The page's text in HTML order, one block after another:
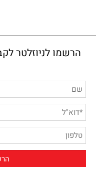
הרשמו לניוזלטר